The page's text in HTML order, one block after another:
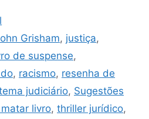
Grisham, justiça,
de suspense,
, racismo, resenha de
judiciário, Sugestões
livro, thriller jurídico,